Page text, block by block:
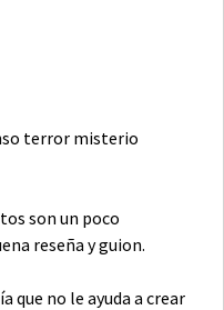
terror misterio
son un poco
reseña y guion.
que no le ayuda a crear